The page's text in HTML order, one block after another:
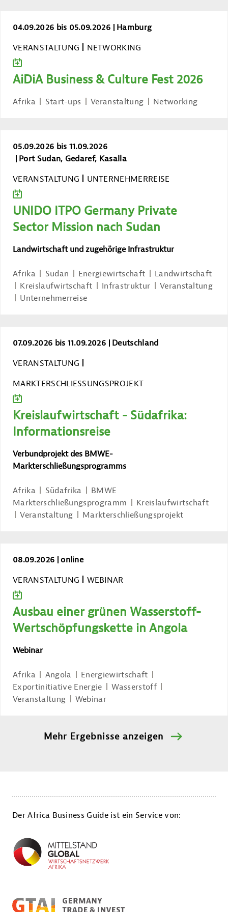
AiDiA Business & Culture Fest 2026
04.09.2026 bis 05.09.2026
Hamburg
VERANSTALTUNG
NETWORKING
ZUM KALENDER HINZUFÜGEN
AiDiA Business & Culture Fest 2026
Afrika Start-ups Veranstaltung Networking
UNIDO ITPO Germany Private Sector
05.09.2026 bis 11.09.2026
Port Sudan, Gedaref, Kasalla
VERANSTALTUNG
UNTERNEHMERREISE
ZUM KALENDER HINZUFÜGEN
UNIDO ITPO Germany Private
Sector Mission nach Sudan
Landwirtschaft und zugehörige Infrastruktur
Afrika Sudan Energiewirtschaft
Landwirtschaft
Kreislaufwirtschaft
Infrastruktur
Veranstaltung
Unternehmerreise
Kreislaufwirtschaft - Südafrika:
07.09.2026 bis 11.09.2026
Deutschland
VERANSTALTUNG
MARKTERSCHLIESSUNGSPROJEKT
ZUM KALENDER HINZUFÜGEN
Kreislaufwirtschaft - Südafrika:
Informationsreise
Verbundprojekt des BMWE-
Markterschließungsprogramms
Afrika Südafrika
BMWE
Markterschließungsprogramm
Kreislaufwirtschaft
Veranstaltung
Markterschließungsprojekt
Ausbau einer grünen Wasserstoff-
08.09.2026
online
VERANSTALTUNG
WEBINAR
ZUM KALENDER HINZUFÜGEN
Ausbau einer grünen Wasserstoff-
Wertschöpfungskette in Angola
Webinar
Afrika Angola
Energiewirtschaft
Exportinitiative Energie
Wasserstoff
Veranstaltung
Webinar
Mehr Ergebnisse anzeigen
Der Africa Business Guide ist ein Service von: